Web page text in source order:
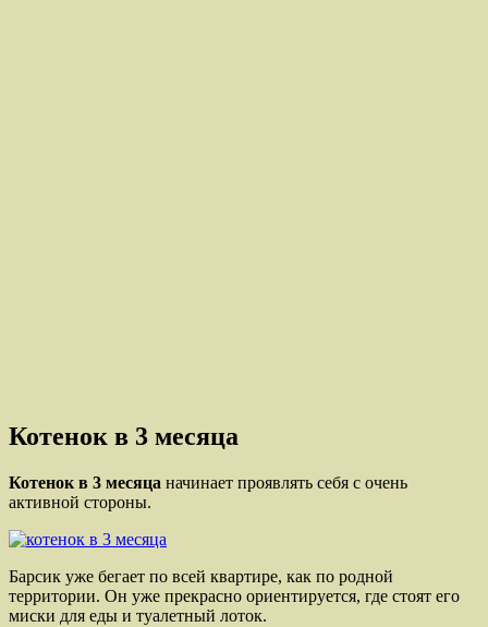
Котенок в 3 месяца
Котенок в 3 месяца начинает проявлять себя с очень
активной стороны.
Барсик уже бегает по всей квартире, как по родной
территории. Он уже прекрасно ориентируется, где стоят его
миски для еды и туалетный лоток.